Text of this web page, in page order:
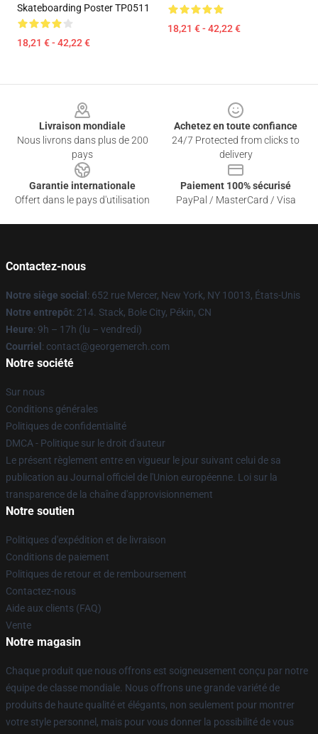
Skateboarding Poster TP0511
18,21 € - 42,22 €
18,21 € - 42,22 €
Livraison mondiale
Nous livrons dans plus de 200
pays
Achetez en toute confiance
24/7 Protected from clicks to
delivery
Garantie internationale
Offert dans le pays d'utilisation
Paiement 100% sécurisé
PayPal / MasterCard / Visa
Contactez-nous
Notre siège social : 652 rue Mercer, New York, NY 10013, États-Unis
Notre entrepôt: 214. Stack, Bole City, Pékin, CN
Heure: 9h – 17h (lu – vendredi)
Courriel : contact@georgemerch.com
Notre société
Sur nous
Conditions générales
Politiques de confidentialité
DMCA - Politique sur le droit d'auteur
Le présent règlement entre en vigueur le jour suivant celui de sa
publication au Journal officiel de l'Union européenne. Loi sur la
transparence de la chaîne d'approvisionnement
Notre soutien
Politiques d'expédition et de livraison
Conditions de paiement
Politiques de retour et de remboursement
Contactez-nous
Aide aux clients (FAQ)
Vente
Notre magasin
Chaque produit que nous offrons est soigneusement conçu par notre
équipe de classe mondiale. Nous offrons une grande variété de
produits de haute qualité et élégants, non seulement pour montrer
votre style personnel, mais pour vous donner la possibilité de vous